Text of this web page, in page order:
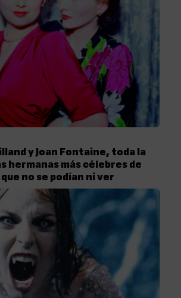
y Joan Fontaine, toda la
hermanas más célebres de
no se podían ni ver